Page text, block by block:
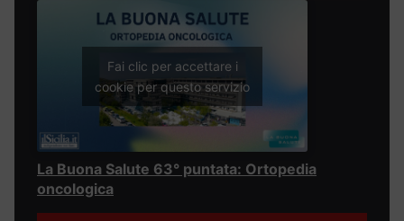
Fai clic per accettare i
cookie per questo servizio
La Buona Salute 63° puntata: Ortopedia
oncologica